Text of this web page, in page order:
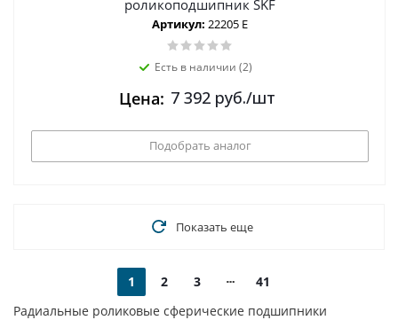
роликоподшипник SKF
Артикул: 22205 E
Есть в наличии (2)
Цена: 7 392руб./шт
Подобрать аналог
Показать еще
1 2 3
41
Радиальные роликовые сферические подшипники